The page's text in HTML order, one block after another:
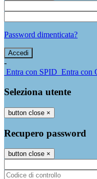
Password dimenticata?
-
Entra con SPID Entra con
Seleziona utente
button close ×
Recupero password
button close ×